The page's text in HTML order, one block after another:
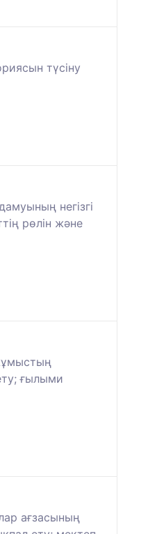
түсіну
негізгі
рөлін және
ғылыми
ағзасының